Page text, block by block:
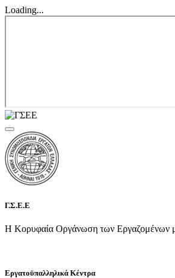
Loading...
Γ.Σ.Ε.Ε
Η Κορυφαία Οργάνωση των Εργαζομένων με
Εργατοϋπαλληλικά Κέντρα